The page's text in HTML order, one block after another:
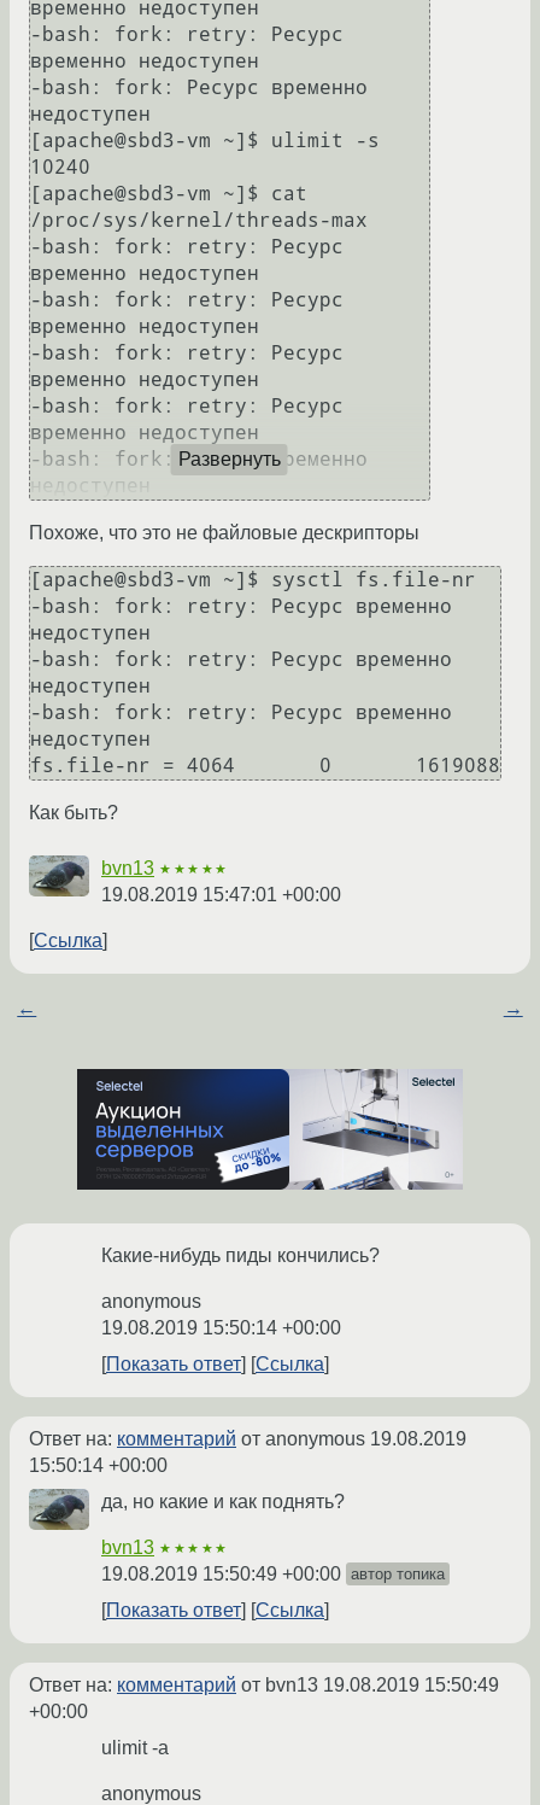
временно недоступен
-bash: fork: retry: Ресурс
временно недоступен
-bash: fork: Ресурс временно
недоступен
[apache@sbd3-vm ~]$ ulimit -s
10240
[apache@sbd3-vm ~]$ cat
/proc/sys/kernel/threads-max
-bash: fork: retry: Ресурс
временно недоступен
-bash: fork: retry: Ресурс
временно недоступен
-bash: fork: retry: Ресурс
временно недоступен
-bash: fork: retry: Ресурс
временно недоступен
-bash: fork: Ресурс временно
Развернуть
Похоже, что это не файловые дескрипторы
[apache@sbd3-vm ~]$ sysctl fs.file-nr
-bash: fork: retry: Ресурс временно
недоступен
-bash: fork: retry: Ресурс временно
недоступен
-bash: fork: retry: Ресурс временно
недоступен
Как быть?
bvn13 ★★★★★
19.08.2019 15:47:01 +00:00
Ссылка
← →
Какие-нибудь пиды кончились?
anonymous
19.08.2019 15:50:14 +00:00
Показать ответ
Ссылка
Ответ на: комментарий от anonymous 19.08.2019
15:50:14 +00:00
да, но какие и как поднять?
bvn13 ★★★★★
19.08.2019 15:50:49 +00:00 автор топика
Показать ответ Ссылка
Ответ на: комментарий от bvn13 19.08.2019 15:50:49
+00:00
ulimit -a
anonymous